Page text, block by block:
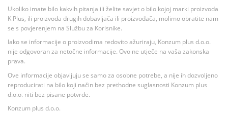
Ukoliko imate bilo kakvih pitanja ili želite savjet o bilo kojoj marki proizvoda
K Plus, ili proizvoda drugih dobavljača ili proizvođača, molimo obratite nam
se s povjerenjem na Službu za Korisnike.
Iako se informacije o proizvodima redovito ažuriraju, Konzum plus d.o.o.
nije odgovoran za netočne informacije. Ovo ne utječe na vaša zakonska
prava.
Ove informacije objavljuju se samo za osobne potrebe, a nije ih dozvoljeno
reproducirati na bilo koji način bez prethodne suglasnosti Konzum plus
d.o.o. niti bez pisane potvrde.
Konzum plus d.o.o.